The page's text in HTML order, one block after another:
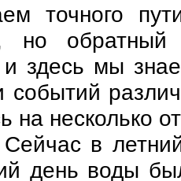
точного
но
и здесь мы
на несколько
Сейчас в
день воды